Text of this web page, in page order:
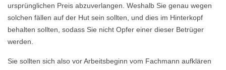
ursprünglichen Preis abzuverlangen. Weshalb Sie genau wegen
solchen fällen auf der Hut sein sollten, und dies im Hinterkopf
behalten sollten, sodass Sie nicht Opfer einer dieser Betrüger
werden.
Sie sollten sich also vor Arbeitsbeginn vom Fachmann aufklären